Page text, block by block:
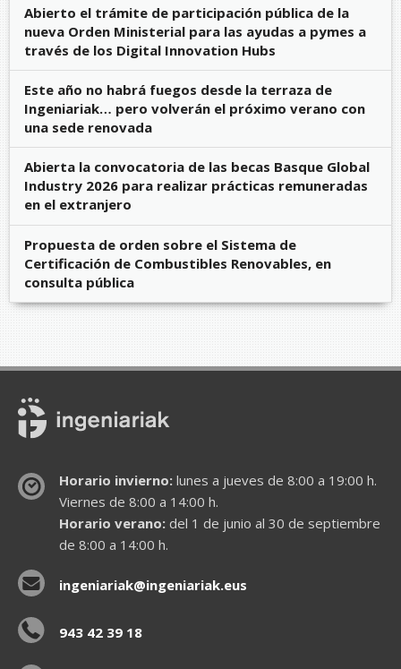
Abierto el trámite de participación pública de la
nueva Orden Ministerial para las ayudas a pymes a
través de los Digital Innovation Hubs
Este año no habrá fuegos desde la terraza de
Ingeniariak… pero volverán el próximo verano con
una sede renovada
Abierta la convocatoria de las becas Basque Global
Industry 2026 para realizar prácticas remuneradas
en el extranjero
Propuesta de orden sobre el Sistema de
Certificación de Combustibles Renovables, en
consulta pública
Horario invierno:lunes a jueves de 8:00 a 19:00 h.
Viernes de 8:00 a 14:00 h.
Horario verano:del 1 de junio al 30 de septiembre
de 8:00 a 14:00 h.
ingeniariak@ingeniariak.eus
943 42 39 18